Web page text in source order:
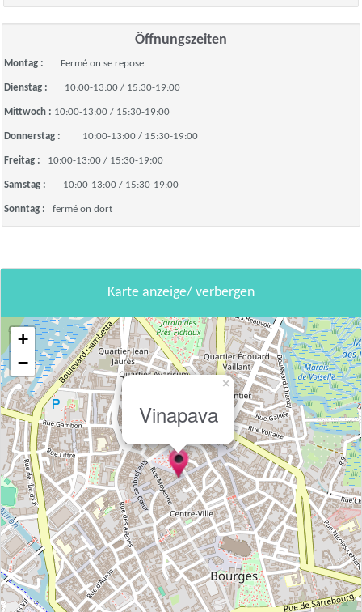
Öffnungszeiten
Montag : Fermé on se repose
Dienstag : 10:00-13:00 / 15:30-19:00
Mittwoch : 10:00-13:00 / 15:30-19:00
Donnerstag : 10:00-13:00 / 15:30-19:00
Freitag : 10:00-13:00 / 15:30-19:00
Samstag : 10:00-13:00 / 15:30-19:00
Sonntag : fermé on dort
Karte anzeige/ verbergen
Vinapava
×
+
−